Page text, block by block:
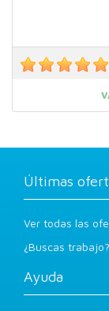
Últimas
Ver todas las
¿Buscas trabajo?
Ayuda